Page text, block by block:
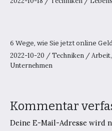
6 Wege, wie Sie jetzt online
2022-10-20 /Techniken / Arbeit,
Unternehmen
Kommentar
Deine E-Mail-Adresse wird